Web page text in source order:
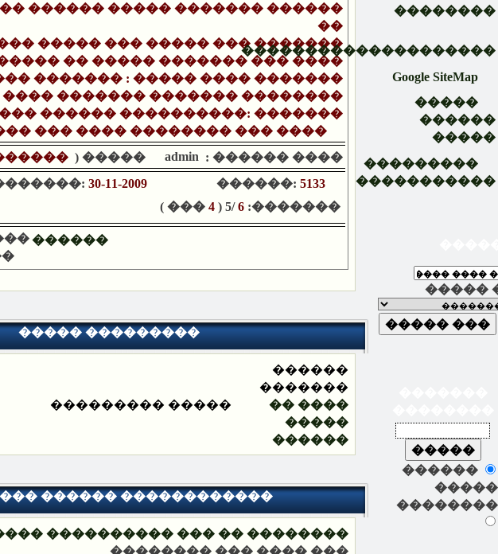
������ ����� ������� ������
��
����� ��� ����� ��� �������
�� ����� ������� ��� ����
������� : ����� ���� �������
������� ������� ��������
������ ����������: �������
��� ���� �������� ��� ����
���� ������ :
admin
����� (
30-11-2009 ������: 5133
�������:
6
/5 (
4
��� )
������
����� ���������
������
�������
���� ��
�����
������
����� ���������
������ ������������
�� ��� ���������� ���������
��� ���� ��� ��������
��������
��������������������
�����
������
�����
���������
�����������
�����
������
�����
��������